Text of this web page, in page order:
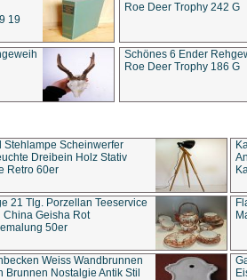
19
Roe Deer Trophy 242 G
Schönes 6 Ender
Roe Deer Trophy 186 G
Stehlampe Scheinwerfer
Dreibein Holz Stativ
Retro 60er
21 Tlg. Porzellan Teeservice
China Geisha Rot
50er
Weiss Wandbrunnen
Brunnen Nostalgie Antik Stil